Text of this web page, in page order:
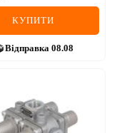
КУПИТИ
Відправка 08.08